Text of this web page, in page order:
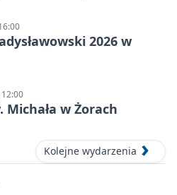
2026 w
Michała w Żorach
Kolejne wydarzenia